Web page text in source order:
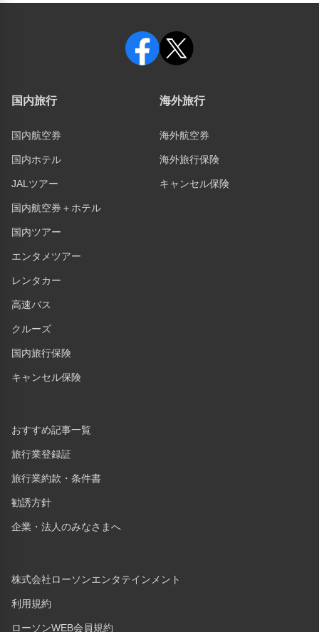
国内旅行
国内航空券
国内ホテル
JALツアー
国内航空券＋ホテル
国内ツアー
エンタメツアー
レンタカー
高速バス
クルーズ
国内旅行保険
キャンセル保険
海外旅行
海外航空券
海外旅行保険
キャンセル保険
おすすめ記事一覧
旅行業登録証
旅行業約款・条件書
勧誘方針
企業・法人のみなさまへ
株式会社ローソンエンタテインメント
利用規約
ローソンWEB会員規約